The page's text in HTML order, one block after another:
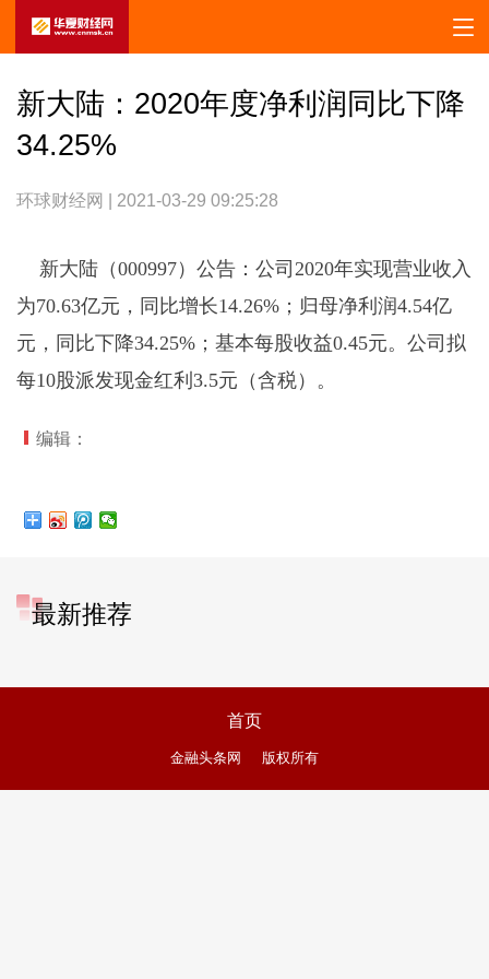
新大陆：2020年度净利润同比下降
34.25%
环球财经网 | 2021-03-29 09:25:28
新大陆（000997）公告：公司2020年实现营业收入
为70.63亿元，同比增长14.26%；归母净利润4.54亿
元，同比下降34.25%；基本每股收益0.45元。公司拟
每10股派发现金红利3.5元（含税）。
编辑：
最新推荐
首页
金融头条网 版权所有